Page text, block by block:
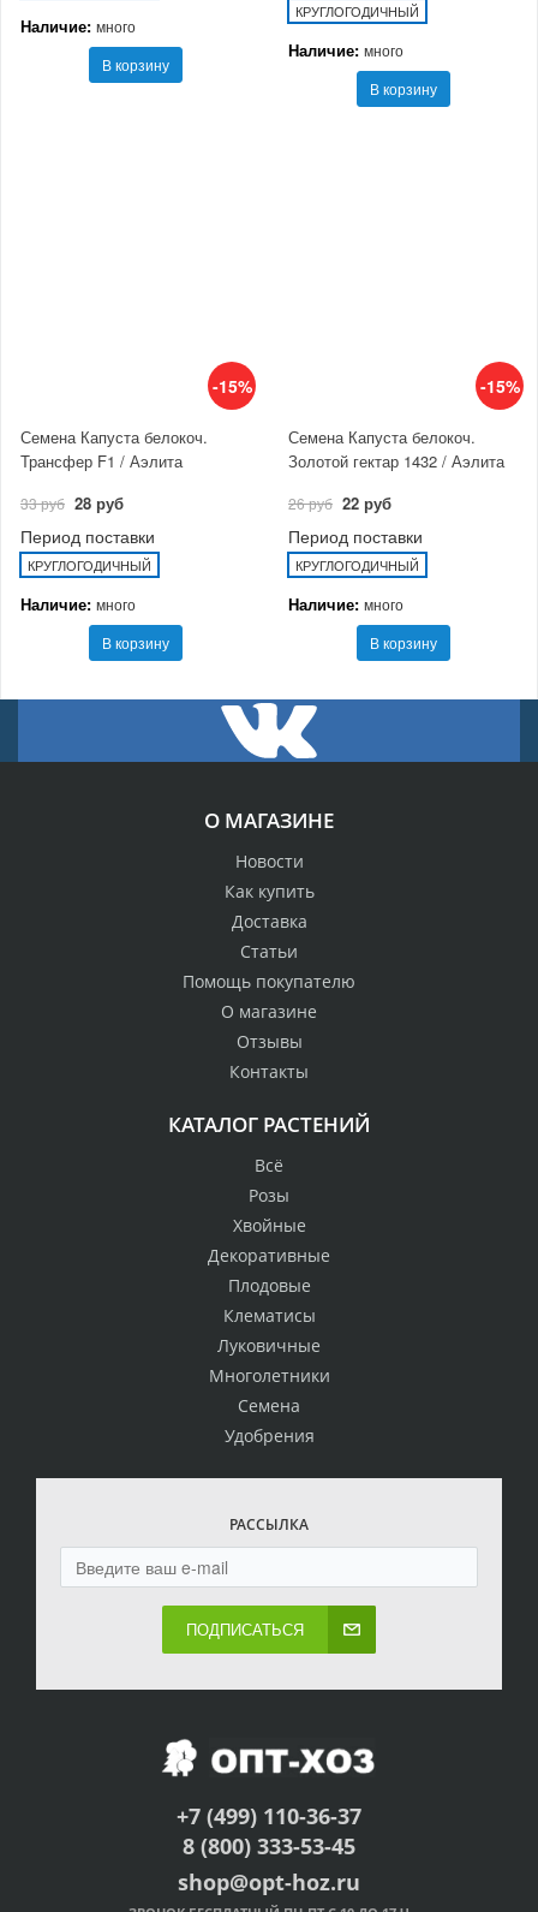
Наличие: много
В корзину
КРУГЛОГОДИЧНЫЙ
Наличие: много
В корзину
-15%
Семена Капуста белокоч.
Трансфер F1 / Аэлита
33 руб 28 руб
Период поставки
КРУГЛОГОДИЧНЫЙ
Наличие: много
В корзину
-15%
Семена Капуста белокоч.
Золотой гектар 1432 / Аэлита
26 руб 22 руб
Период поставки
КРУГЛОГОДИЧНЫЙ
Наличие: много
В корзину
О МАГАЗИНЕ
Новости
Как купить
Доставка
Статьи
Помощь покупателю
О магазине
Отзывы
Контакты
КАТАЛОГ РАСТЕНИЙ
Всё
Розы
Хвойные
Декоративные
Плодовые
Клематисы
Луковичные
Многолетники
Семена
Удобрения
РАССЫЛКА
ПОДПИСАТЬСЯ
+7 (499) 110-36-37
8 (800) 333-53-45
shop@opt-hoz.ru